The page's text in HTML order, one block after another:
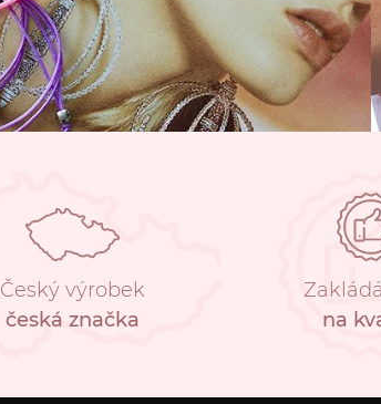
Český výrobek
česká značka
na